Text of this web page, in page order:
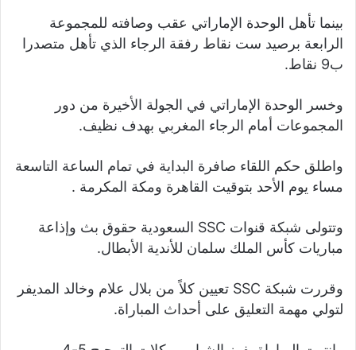
بينما تأهل الوحدة الإماراتي عقب وصافته للمجموعة
الرابعة برصيد ست نقاط رفقة الرجاء الذي تأهل متصدرا
ب9 نقاط.
وخسر الوحدة الإماراتي في الجولة الأخيرة من دور
المجموعات أمام الرجاء المغربي بهدف نظيف.
واطلق حكم اللقاء صافرة البداية في تمام الساعة التاسعة
مساء يوم الأحد بتوقيت القاهرة ومكة المكرمة .
وتتولى شبكة قنوات SSC السعودية حقوق بث وإذاعة
مباريات كأس الملك سلمان للأندية الأبطال.
وقررت شبكة SSC تعيين كلاً من بلال علام وخالد المديفر
لتولي مهمة التعليق على أحداث المباراة.